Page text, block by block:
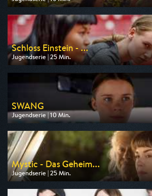
Ausgestrahlt von WDR
am 10.08.2026, 07:45
Schloss Einstein - ...
Jugendserie | 25 Min.
Ausgestrahlt von KiKA
am 10.08.2026, 14:10
SWANG
Jugendserie | 10 Min.
Ausgestrahlt von KiKA
am 10.08.2026, 13:50
Mystic - Das Geheim...
Jugendserie | 25 Min.
Ausgestrahlt von KiKA
am 15.08.2026, 20:10